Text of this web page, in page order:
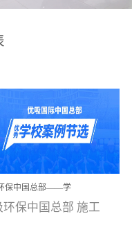
能的团队。汇聚了众
得了多项产品技术专利
多项国家版权局著作
，获得高新技术企业称
。生产优势自主生产自
足，优吸公司于2015
州番禺区成功建立产
生产基地，工厂拥有
化生产设备和成熟的
保中国总部——学
案例(节选)
环保中国总部 施工